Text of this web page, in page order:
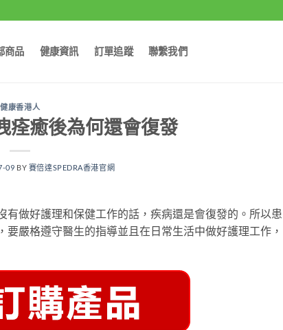
商品 健康資訊 訂單追蹤 聯繫我們
健康香港人
痊癒後為何還會復發
09 BY 賽倍達SPEDRA香港官網
有做好護理和保健工作的話，疾病還是會復發的。所以患
嚴格遵守醫生的指導並且在日常生活中做好護理工作，